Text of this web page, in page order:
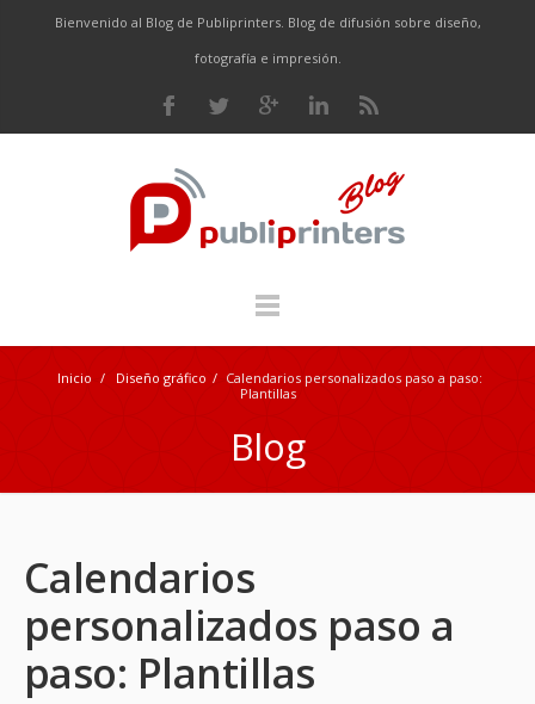
Bienvenido al Blog de Publiprinters. Blog de difusión sobre diseño,
fotografía e impresión.
Inicio / Diseño gráfico / Calendarios personalizados paso a paso:
Plantillas
Blog
Calendarios
personalizados paso a
paso: Plantillas